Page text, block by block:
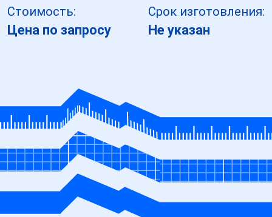
Стоимость:
Цена по запросу
Срок изготовления:
Не указан